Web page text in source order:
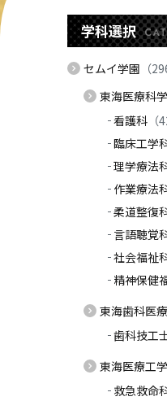
学科選択
セムイ学園 （
東海医療科
看護科 （
臨床工学
理学療法
作業療法
柔道整復
言語聴覚
社会福祉
精神保健
東海歯科医
歯科技工
東海医療工
救急救命